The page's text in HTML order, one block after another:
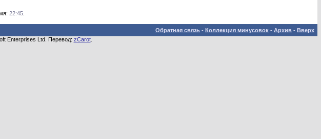
22:45.
Обратная связь - Коллекция минусовок - Архив - Вверх
Enterprises Ltd. Перевод: zCarot.